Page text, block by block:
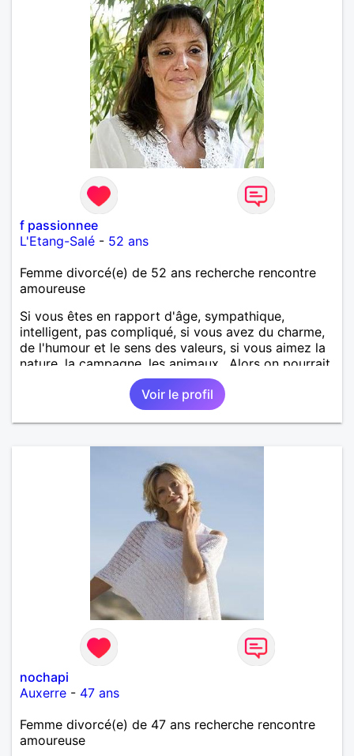
f passionnee
L'Etang-Salé - 52 ans
Femme divorcé(e) de 52 ans recherche rencontre
amoureuse
Si vous êtes en rapport d'âge, sympathique,
intelligent, pas compliqué, si vous avez du charme,
de l'humour et le sens des valeurs, si vous aimez la
nature, la campagne, les animaux.. Alors on pourrait
s'entendre, du coup n'hésitez pas à me contacter.
Voir le profil
nochapi
Auxerre - 47 ans
Femme divorcé(e) de 47 ans recherche rencontre
amoureuse